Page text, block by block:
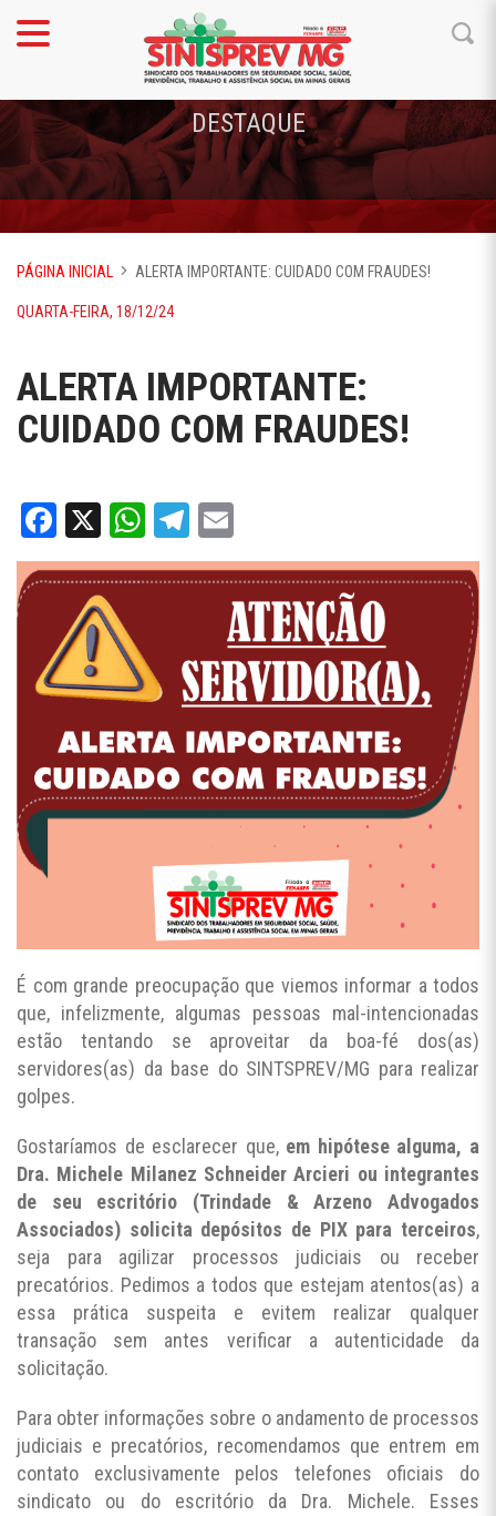
DESTAQUE
PÁGINA INICIAL ALERTA IMPORTANTE: CUIDADO COM FRAUDES!
QUARTA-FEIRA, 18/12/24
ALERTA IMPORTANTE:
CUIDADO COM FRAUDES!
Facebook
X WhatsApp
Telegram
É com grande preocupação que viemos informar a todos
que, infelizmente, algumas pessoas mal-intencionadas
estão tentando se aproveitar da boa-fé dos(as)
servidores(as) da base do SINTSPREV/MG para realizar
golpes.
Gostaríamos de esclarecer que, em hipótese alguma, a
Dra. Michele Milanez Schneider Arcieri ou integrantes
de seu escritório (Trindade & Arzeno Advogados
Associados) solicita depósitos de PIX para terceiros,
seja para agilizar processos judiciais ou receber
precatórios. Pedimos a todos que estejam atentos(as) a
essa prática suspeita e evitem realizar qualquer
transação sem antes verificar a autenticidade da
solicitação.
Para obter informações sobre o andamento de processos
judiciais e precatórios, recomendamos que entrem em
contato exclusivamente pelos telefones oficiais do
sindicato ou do escritório da Dra. Michele. Esses